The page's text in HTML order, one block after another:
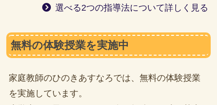
選べる2つの指導法について詳しく見る
無料の体験授業を実施中
家庭教師のひのきあすなろでは、無料の体験授業
を実施しています。